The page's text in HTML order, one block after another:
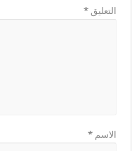
التعليق*
الاسم*